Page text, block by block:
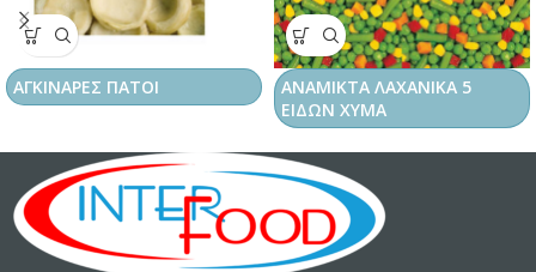
ΑΓΚΙΝΑΡΕΣ ΠΑΤΟΙ
ΑΝΑΜΙΚΤΑ ΛΑΧΑΝΙΚΑ 5
ΕΙΔΩΝ ΧΥΜΑ